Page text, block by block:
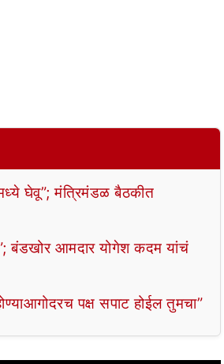
घेवू”; मंत्रिमंडळ बैठकीत
बंडखोर आमदार योगेश कदम यांचं
पक्ष सपाट होईल तुमचा”